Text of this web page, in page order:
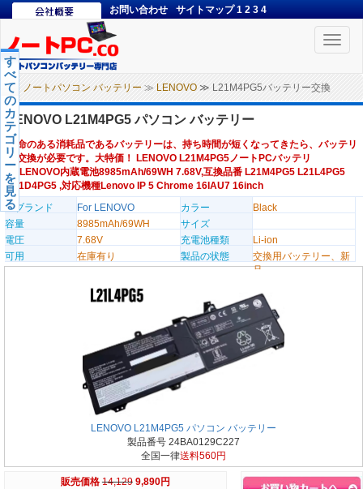
お問い合わせ サイトマップ 1 2 3 4
Toggle
ノートパソコン バッテリー ≫ LENOVO ≫ L21M4PG5バッテリー交換
す
べ
て
の
カ
テ
ゴ
リ
ー
を
見
る
LENOVO L21M4PG5 パソコン バッテリー
寿命のある消耗品であるバッテリーは、持ち時間が短くなってきたら、バッテリ
ー交換が必要です。大特価！ LENOVO L21M4PG5ノートPCバッテリ
ー,LENOVO内蔵電池8985mAh/69WH 7.68V,互換品番 L21M4PG5 L21L4PG5
L21D4PG5 ,対応機種Lenovo IP 5 Chrome 16IAU7 16inch
のブランド
For LENOVO カラー
Black
容量
8985mAh/69WH
サイズ
電圧
7.68V 充電池種類
Li-ion
可用
在庫有り 製品の状態
交換用バッテリー、新
品
LENOVO L21M4PG5 パソコン バッテリー
製品番号 24BA0129C227
全国一律送料560円
販売価格 14,129 9,890円